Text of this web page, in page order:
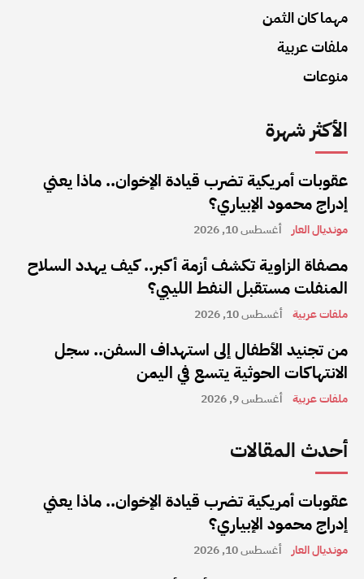
مهما كان الثمن
ملفات عربية
منوعات
الأكثر شهرة
عقوبات أمريكية تضرب قيادة الإخوان.. ماذا يعني
إدراج محمود الإبياري؟
مونديال العار أغسطس 10, 2026
مصفاة الزاوية تكشف أزمة أكبر.. كيف يهدد السلاح
المنفلت مستقبل النفط الليبي؟
ملفات عربية أغسطس 10, 2026
من تجنيد الأطفال إلى استهداف السفن.. سجل
الانتهاكات الحوثية يتسع في اليمن
ملفات عربية أغسطس 9, 2026
أحدث المقالات
عقوبات أمريكية تضرب قيادة الإخوان.. ماذا يعني
إدراج محمود الإبياري؟
مونديال العار أغسطس 10, 2026